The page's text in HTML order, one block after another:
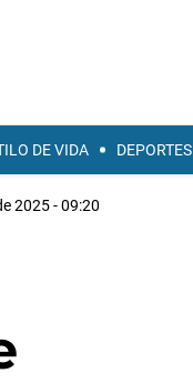
DE VIDA DEPORTES
2025 - 09:20